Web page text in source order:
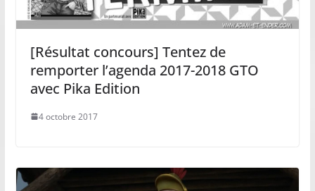
[Résultat concours] Tentez de
remporter l’agenda 2017-2018 GTO
avec Pika Edition
4 octobre 2017